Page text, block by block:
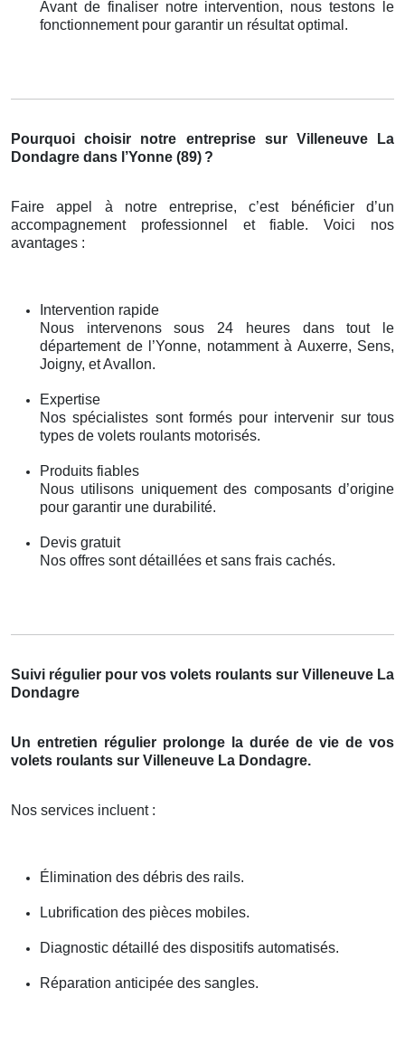
Avant de finaliser notre intervention, nous testons le
fonctionnement pour garantir un résultat optimal.
Pourquoi choisir notre entreprise sur Villeneuve La
Dondagre dans l’Yonne (89) ?
Faire appel à notre entreprise, c’est bénéficier d’un
accompagnement professionnel et fiable. Voici nos
avantages :
Intervention rapide
Nous intervenons sous 24 heures dans tout le
département de l’Yonne, notamment à Auxerre, Sens,
Joigny, et Avallon.
Expertise
Nos spécialistes sont formés pour intervenir sur tous
types de volets roulants motorisés.
Produits fiables
Nous utilisons uniquement des composants d’origine
pour garantir une durabilité.
Devis gratuit
Nos offres sont détaillées et sans frais cachés.
Suivi régulier pour vos volets roulants sur Villeneuve La
Dondagre
Un entretien régulier prolonge la durée de vie de vos
volets roulants sur Villeneuve La Dondagre.
Nos services incluent :
Élimination des débris des rails.
Lubrification des pièces mobiles.
Diagnostic détaillé des dispositifs automatisés.
Réparation anticipée des sangles.